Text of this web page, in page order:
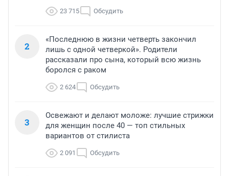
23 715 Обсудить
2
«Последнюю в жизни четверть закончил
лишь с одной четверкой». Родители
рассказали про сына, который всю жизнь
боролся с раком
2 624 Обсудить
3
Освежают и делают моложе: лучшие стрижки
для женщин после 40 — топ стильных
вариантов от стилиста
2 091 Обсудить